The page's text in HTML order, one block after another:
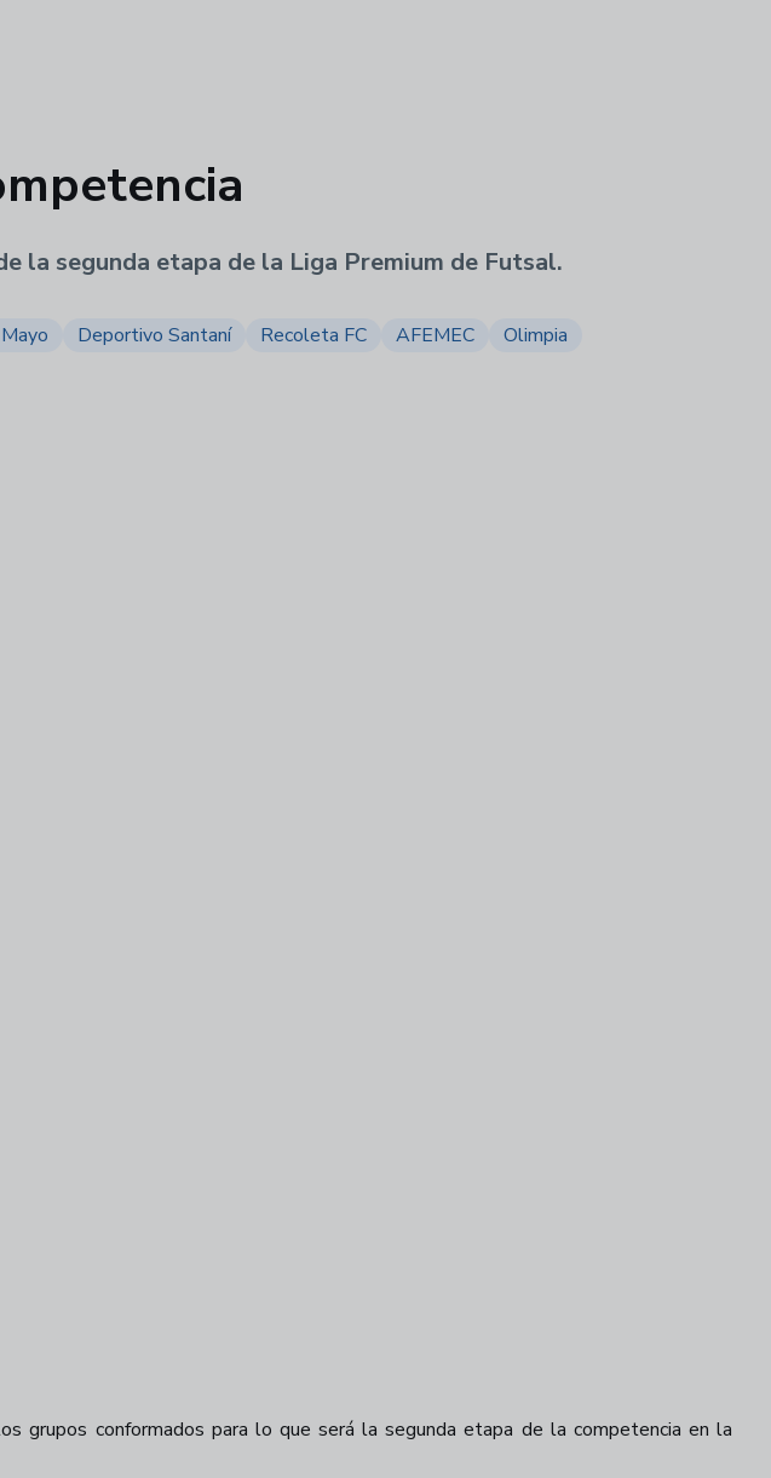
la segunda etapa de la Liga Premium de Futsal.
Deportivo Santaní Recoleta FC AFEMEC
Olimpia
conformados para lo que será la segunda etapa de la competencia en la